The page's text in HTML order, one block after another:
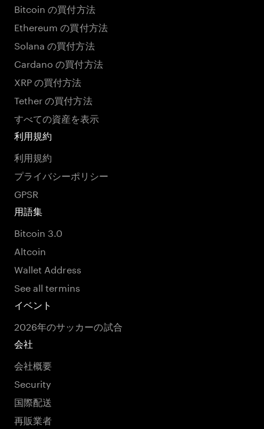
Bitcoin の買付方法
Ethereum の買付方法
Solana の買付方法
Cardano の買付方法
XRP の買付方法
Tether の買付方法
すべての資産を表示
利用規約
利用規約
プライバシーポリシー
GPSR
用語集
Bitcoin 3.0
Altcoin
Wallet Address
See all termins
イベント
2026年のサッカーの試合
会社
会社概要
Security
国際配送
再販業者